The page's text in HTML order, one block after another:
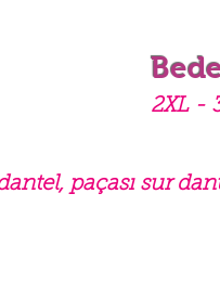
2XL -
paçası sur